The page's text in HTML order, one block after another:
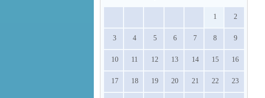
1 2
3 4 5 6 7 8 9
10 11 12 13 14 15 16
17 18 19 20 21 22 23